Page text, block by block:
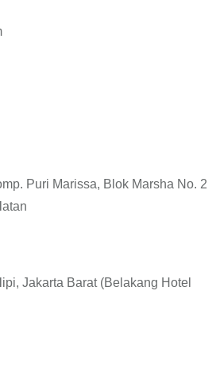
Puri Marissa, Blok Marsha No. 2
Jakarta Barat (Belakang Hotel